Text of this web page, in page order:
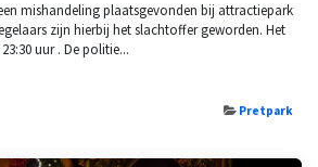
mishandeling plaatsgevonden bij attractiepark
zijn hierbij het slachtoffer geworden. Het
uur . De politie...
Pretpark